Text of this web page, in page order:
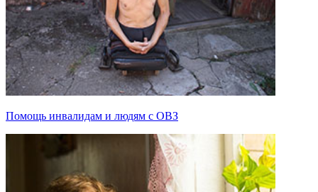
Помощь инвалидам и людям с ОВЗ